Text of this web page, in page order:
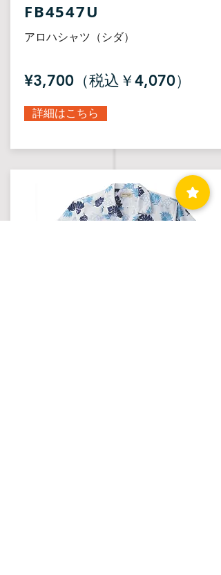
FB4547U
アロハシャツ（シダ）
¥3,700（税込￥4,070）
詳細はこちら